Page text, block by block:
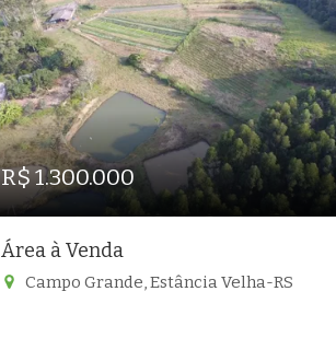
R$ 1.300.000
Área à Venda
Campo Grande, Estância Velha-RS